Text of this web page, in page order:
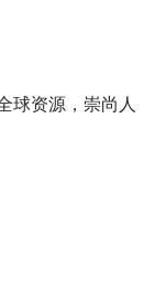
球资源，崇尚人